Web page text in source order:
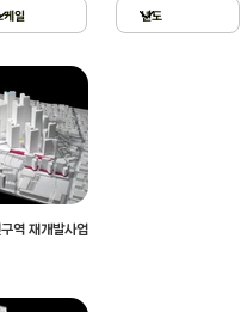
역 재개발사업
팅